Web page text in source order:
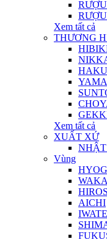
Xem tất cả
THƯƠNG
Xem tất cả
XUẤT XỨ
Vùng
AICHI
IWATE